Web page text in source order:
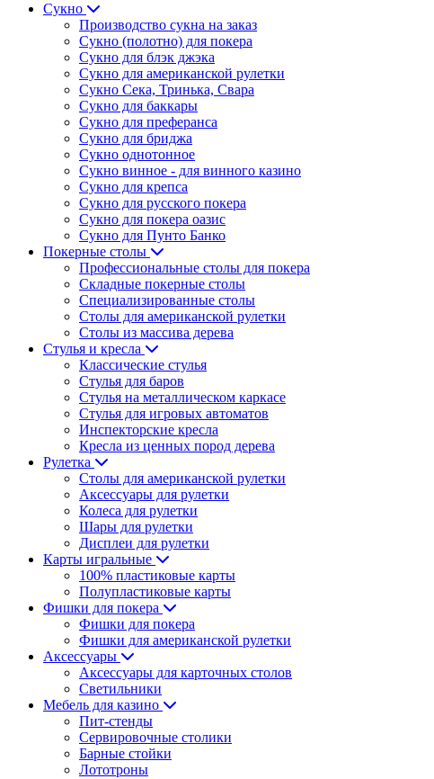
Сукно
Производство сукна на заказ
Сукно (полотно) для покера
Сукно для блэк джэка
Сукно для американской рулетки
Сукно Сека, Тринька, Свара
Сукно для баккары
Сукно для преферанса
Сукно для бриджа
Сукно однотонное
Сукно винное - для винного казино
Сукно для крепса
Сукно для русского покера
Сукно для покера оазис
Сукно для Пунто Банко
Покерные столы
Профессиональные столы для покера
Складные покерные столы
Специализированные столы
Столы для американской рулетки
Столы из массива дерева
Стулья и кресла
Классические стулья
Стулья для баров
Стулья на металлическом каркасе
Стулья для игровых автоматов
Инспекторские кресла
Кресла из ценных пород дерева
Рулетка
Столы для американской рулетки
Аксессуары для рулетки
Колеса для рулетки
Шары для рулетки
Дисплеи для рулетки
Карты игральные
100% пластиковые карты
Полупластиковые карты
Фишки для покера
Фишки для покера
Фишки для американской рулетки
Аксессуары
Аксессуары для карточных столов
Светильники
Мебель для казино
Пит-стенды
Сервировочные столики
Барные стойки
Лототроны